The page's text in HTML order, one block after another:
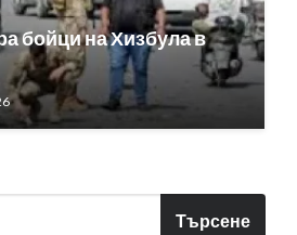
бойци на Хизбула в
Търсене